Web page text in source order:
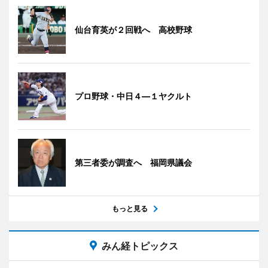
仙台育英が２回戦へ 高校野球
プロ野球・中日４―１ヤクルト
第三者委が調査へ 福岡県議会
もっと見る
みん経トピックス